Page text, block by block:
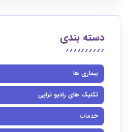
دسته بندی
بیماری ها
تکنیک های رادیو تراپی
خدمات